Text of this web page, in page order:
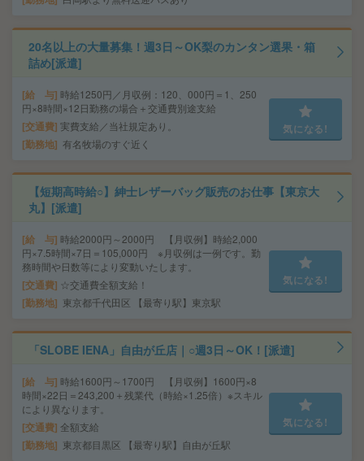
20名以上の大量募集！週3日～OK梨のカンタン選果・箱
詰め[派遣]
給 与 時給1250円／月収例：120、000円＝1、250
円×8時間×12日勤務の場合＋交通費別途支給
交通費 実費支給／当社規定あり。
勤務地 有名牧場のすぐ近く
気になる!
【短期高時給○】紳士レザーバッグ販売のお仕事【東京大
丸】[派遣]
給 与 時給2000円～2000円 【月収例】時給2,000
円×7.5時間×7日＝105,000円 ※月収例は一例です。勤
務時間や日数等により変動いたします。
交通費 ☆交通費全額支給！
勤務地 東京都千代田区 【最寄り駅】東京駅
気になる!
「SLOBE IENA」自由が丘店｜○週3日～OK！[派遣]
給 与 時給1600円～1700円 【月収例】1600円×8
時間×22日＝243,200＋残業代（時給×1.25倍）※スキル
により異なります。
交通費 全額支給
勤務地 東京都目黒区 【最寄り駅】自由が丘駅
気になる!